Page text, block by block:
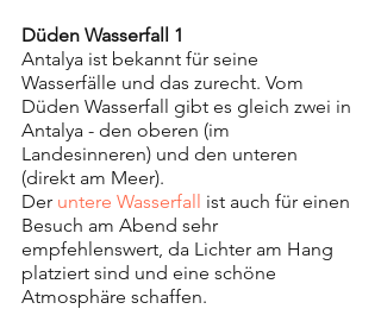
Düden Wasserfall 1
Antalya ist bekannt für seine
Wasserfälle und das zurecht. Vom
Düden Wasserfall gibt es gleich zwei in
Antalya - den oberen (im
Landesinneren) und den unteren
(direkt am Meer).
Der untere Wasserfall ist auch für einen
Besuch am Abend sehr
empfehlenswert, da Lichter am Hang
platziert sind und eine schöne
Atmosphäre schaffen.